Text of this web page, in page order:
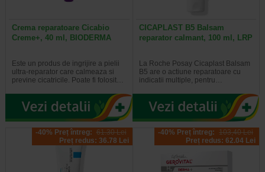
Crema reparatoare Cicabio
Creme+, 40 ml, BIODERMA
Este un produs de ingrijire a pielii
ultra-reparator care calmeaza si
previne cicatricile. Poate fi folosit…
CICAPLAST B5 Balsam
reparator calmant, 100 ml, LRP
La Roche Posay Cicaplast Balsam
B5 are o actiune reparatoare cu
indicatii multiple, pentru…
-40% Preț întreg: 61.30 Lei
Preț redus: 36.78 Lei
-40% Preț întreg: 103,40 Lei
Preț redus: 62.04 Lei